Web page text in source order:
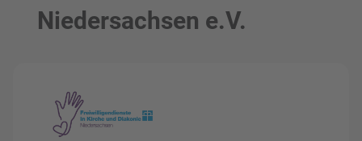
Niedersachsen e.V.